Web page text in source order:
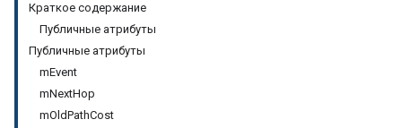
Краткое содержание
Публичные атрибуты
Публичные атрибуты
mEvent
mNextHop
mOldPathCost